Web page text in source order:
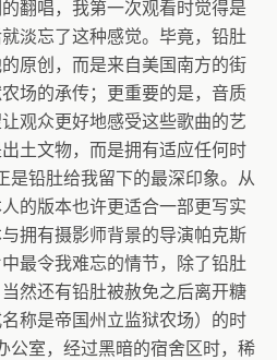
翻唱，我第一次观看时觉得是
淡忘了这种感觉。毕竟，铅肚
原创，而是来自美国南方的街
场的承传；更重要的是，音质
观众更好地感受这些歌曲的艺
土文物，而是拥有适应任何时
铅肚给我留下的最深印象。从
的版本也许更适合一部更写实
拥有摄影师背景的导演帕克斯
最令我难忘的情节，除了铅肚
然还有铅肚被赦免之后离开糖
称是帝国州立监狱农场）的时
室，经过黑暗的宿舍区时，稀